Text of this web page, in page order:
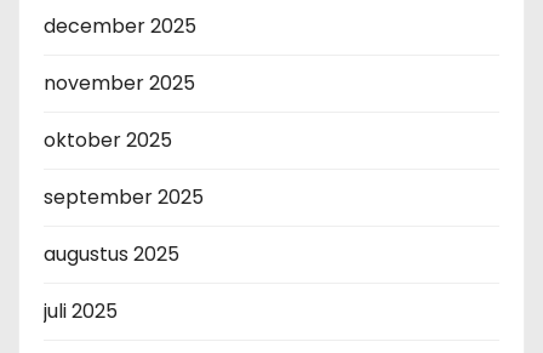
december 2025
november 2025
oktober 2025
september 2025
augustus 2025
juli 2025